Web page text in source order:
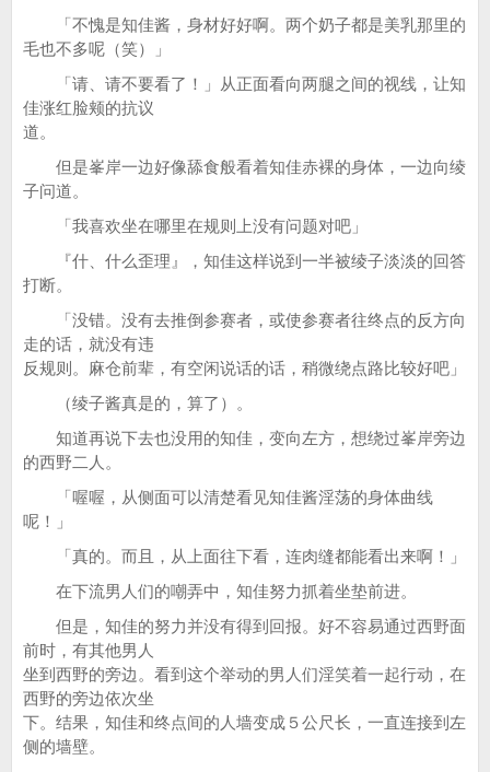
「不愧是知佳酱，身材好好啊。两个奶子都是美乳那里的
毛也不多呢（笑）」
「请、请不要看了！」从正面看向两腿之间的视线，让知
佳涨红脸颊的抗议
道。
但是峯岸一边好像舔食般看着知佳赤裸的身体，一边向绫
子问道。
「我喜欢坐在哪里在规则上没有问题对吧」
『什、什么歪理』，知佳这样说到一半被绫子淡淡的回答
打断。
「没错。没有去推倒参赛者，或使参赛者往终点的反方向
走的话，就没有违
反规则。麻仓前辈，有空闲说话的话，稍微绕点路比较好吧」
（绫子酱真是的，算了）。
知道再说下去也没用的知佳，变向左方，想绕过峯岸旁边
的西野二人。
「喔喔，从侧面可以清楚看见知佳酱淫荡的身体曲线
呢！」
「真的。而且，从上面往下看，连肉缝都能看出来啊！」
在下流男人们的嘲弄中，知佳努力抓着坐垫前进。
但是，知佳的努力并没有得到回报。好不容易通过西野面
前时，有其他男人
坐到西野的旁边。看到这个举动的男人们淫笑着一起行动，在
西野的旁边依次坐
下。结果，知佳和终点间的人墙变成５公尺长，一直连接到左
侧的墙壁。